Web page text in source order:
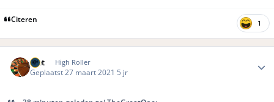
Citeren 1
piet High Roller
Geplaatst27 maart 2021 5 jr